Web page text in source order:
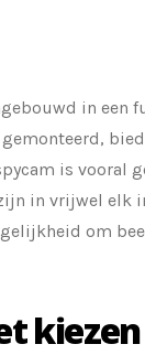
in een
is vooral
in vrijwel elk
om